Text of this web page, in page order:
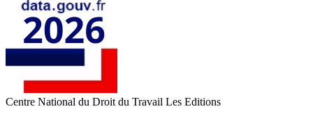
Centre National du Droit du Travail Les Editions